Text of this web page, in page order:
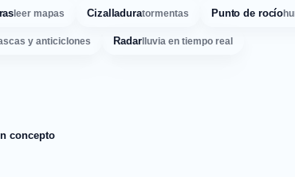
leer mapas Cizalladuratormentas Punto de rocío
y anticiclones Radarlluvia en tiempo real
concepto